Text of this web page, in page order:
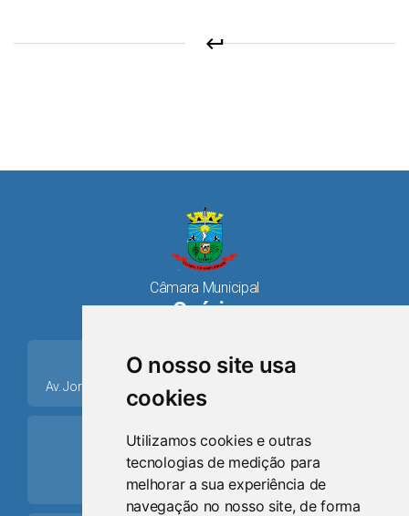
O nosso site usa
cookies
Utilizamos cookies e outras
tecnologias de medição para
melhorar a sua experiência de
navegação no nosso site, de forma
keyboard_return
Câmara Municipal
Osório
place
Av. Jorge Dariva, 1211, Centro CEP: 95520.000 - Osório/RS
ring_volume
Telefone
(51) 9 8024-0884